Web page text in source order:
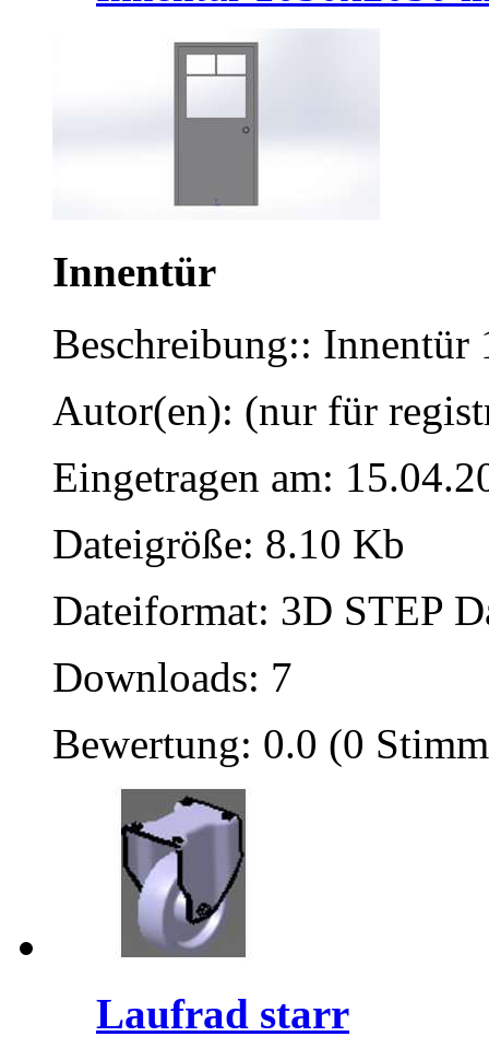
Innentür
Beschreibung:: Innentür
Autor(en): (nur für
Eingetragen am:
Dateigröße: 8.10 Kb
Dateiformat: 3D STEP
Downloads: 7
Bewertung: 0.0 (0
Laufrad starr